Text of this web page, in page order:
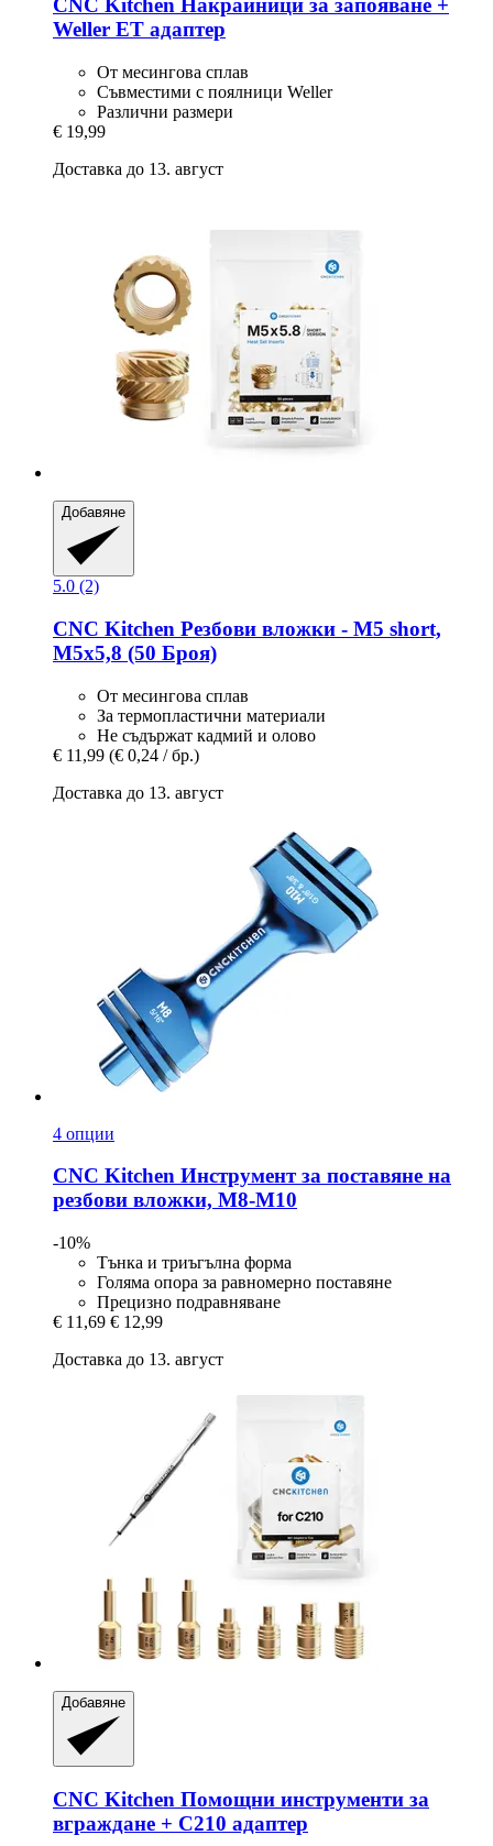
CNC Kitchen Накрайници за запояване +
Weller ET адаптер
От месингова сплав
Съвместими с поялници Weller
Различни размери
€ 19,99
Доставка до 13. август
Добавяне
5.0 (2)
CNC Kitchen Резбови вложки -​ M5 short,
M5x5,8 (50 Броя)
От месингова сплав
За термопластични материали
Не съдържат кадмий и олово
€ 11,99 (€ 0,24 / бр.)
Доставка до 13. август
4 опции
CNC Kitchen Инструмент за поставяне на
резбови вложки, M8-​M10
-10%
Тънка и триъгълна форма
Голяма опора за равномерно поставяне
Прецизно подравняване
€ 11,69 € 12,99
Доставка до 13. август
Добавяне
CNC Kitchen Помощни инструменти за
вграждане + C210 адаптер